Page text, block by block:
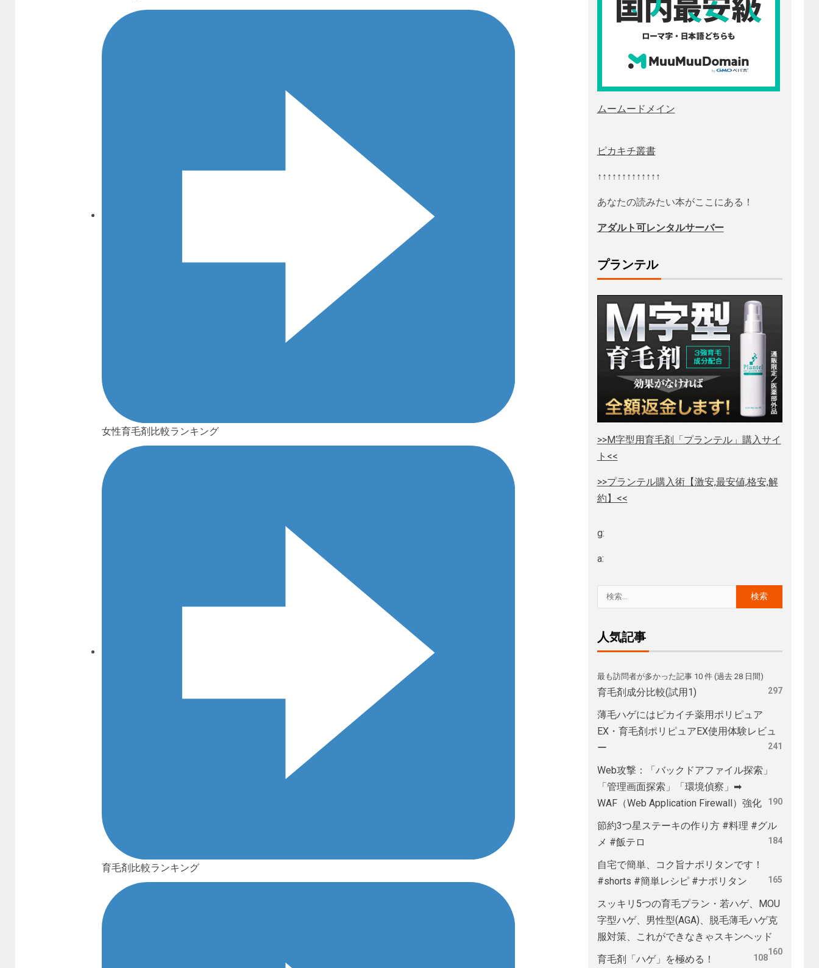
女性育毛剤比較ランキング
育毛剤比較ランキング
ムームードメイン
ピカキチ叢書
↑↑↑↑↑↑↑↑↑↑↑↑↑
あなたの読みたい本がここにある！
アダルト可レンタルサーバー
プランテル
>>M字型用育毛剤「プランテル」購入サイ
ト<<
>>プランテル購入術【激安,最安値,格安,解
約】<<
g:
a:
人気記事
最も訪問者が多かった記事 10 件 (過去 28 日間)
育毛剤成分比較(試用1) 297
薄毛ハゲにはピカイチ薬用ポリピュア
EX・育毛剤ポリピュアEX使用体験レビュ
ー
241
Web攻撃：「バックドアファイル探索」
「管理画面探索」「環境偵察」➡
WAF（Web Application Firewall）強化
190
節約3つ星ステーキの作り方 #料理 #グル
メ #飯テロ
184
自宅で簡単、コク旨ナポリタンです！
#shorts #簡単レシピ #ナポリタン
165
スッキリ5つの育毛プラン・若ハゲ、MOU
字型ハゲ、男性型(AGA)、脱毛薄毛ハゲ克
服対策、これができなきゃスキンヘッド
160
育毛剤「ハゲ」を極める！ 108